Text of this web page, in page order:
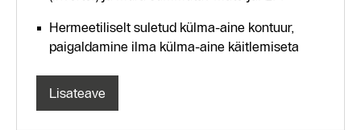
Hermeetiliselt suletud külma-aine kontuur,
paigaldamine ilma külma-aine käitlemiseta
Lisateave